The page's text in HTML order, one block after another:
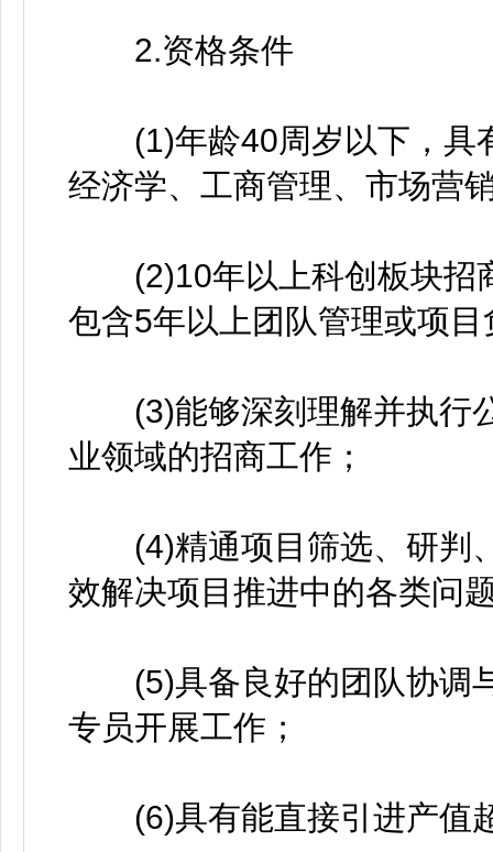
2.资格条件
(1)年龄40周岁以下，具
经济学、工商管理、市场营
(2)10年以上科创板块招
包含5年以上团队管理或项
(3)能够深刻理解并执行
业领域的招商工作；
(4)精通项目筛选、研判
效解决项目推进中的各类问
(5)具备良好的团队协调
专员开展工作；
(6)具有能直接引进产值